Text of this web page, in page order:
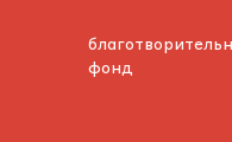
фонд